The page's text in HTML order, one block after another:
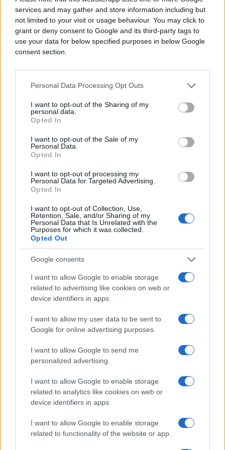
services and may gather and store information including but
not limited to your visit or usage behaviour. You may click to
grant or deny consent to Google and its third-party tags to
use your data for below specified purposes in below Google
consent section.
Personal Data Processing Opt Outs
I want to opt-out of the Sharing of my
personal data.
Opted In
I want to opt-out of the Sale of my
Personal Data.
Opted In
I want to opt-out of processing my
Personal Data for Targeted Advertising.
Opted In
I want to opt-out of Collection, Use,
Retention, Sale, and/or Sharing of my
Personal Data that Is Unrelated with the
Purposes for which it was collected.
Opted Out
Google consents
I want to allow Google to enable storage
related to advertising like cookies on web or
device identifiers in apps.
I want to allow my user data to be sent to
Google for online advertising purposes.
I want to allow Google to send me
personalized advertising.
I want to allow Google to enable storage
related to analytics like cookies on web or
device identifiers in apps.
I want to allow Google to enable storage
related to functionality of the website or app.
(EES, Entry/Exit System), moguća su duža
zadržavanja na graničnim prelazima.
Granični prelaz Brčko otvoren je za putnička vozila
do 3,5 tone. Zabranjen je saobraćaj za vozila preko
5 tona najveće dozvoljene mase na graničnom
5 t preusmjeravaju se na granične prelaze Bratunac
ili Rača, dok autobusi mogu koristiti GP Šepak.
Teretna vozila mogu saobraćati na GP Šepak od 9
do 13 sati i od 22 do 06 sati (vikendom mogu
prelaziti u terminu od 22 do 06 sati).
#granični prelaz #BIHAMK